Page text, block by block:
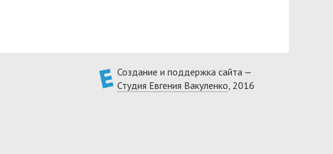
Создание и поддержка сайта —
Студия Евгения Вакуленко, 2016